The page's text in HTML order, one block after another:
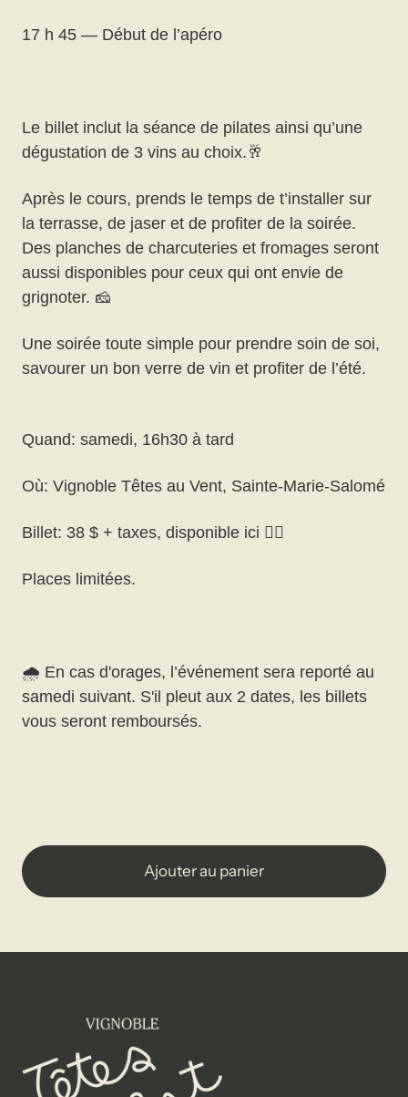
17 h 45 — Début de l’apéro
Le billet inclut la séance de pilates ainsi qu’une
dégustation de 3 vins au choix.🥂
Après le cours, prends le temps de t’installer sur
la terrasse, de jaser et de profiter de la soirée.
Des planches de charcuteries et fromages seront
aussi disponibles pour ceux qui ont envie de
grignoter. 🧀
Une soirée toute simple pour prendre soin de soi,
savourer un bon verre de vin et profiter de l’été.
Quand: samedi, 16h30 à tard
Où: Vignoble Têtes au Vent, Sainte-Marie-Salomé
Billet: 38 $ + taxes, disponible ici 👇🏻
Places limitées.
🌧️ En cas d'orages, l’événement sera reporté au
samedi suivant. S'il pleut aux 2 dates, les billets
vous seront remboursés.
Ajouter au panier